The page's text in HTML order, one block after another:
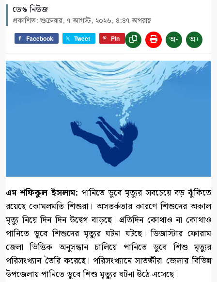
ডেস্ক নিউজ
প্রকাশিত: শুক্রবার, ৭ আগস্ট, ২০২৬, ৪:৪৭ অপরাহ্ণ
Facebook Tweet Pin অ- অ+
এম শফিকুল ইসলাম: পানিতে ডুবে মৃত্যুর সবচেয়ে বড় ঝুঁকিতে
রয়েছে কোমলমতি শিশুরা। অসতর্কতার কারণে শিশুদের অকাল
মৃত্যু নিয়ে দিন দিন উদ্বেগ বাড়ছে। প্রতিদিন কোথাও না কোথাও
পানিতে ডুবে শিশুদের মৃত্যুর ঘটনা ঘটছে। ডিজাস্টার ফোরাম
জেলা ভিত্তিক অনুসন্ধান চালিয়ে পানিতে ডুবে শিশু মৃত্যুর
পরিসংখ্যান তৈরি করেছে। পরিসংখ্যানে সাতক্ষীরা জেলার বিভিন্ন
উপজেলায় পানিতে ডুবে শিশু মৃত্যুর ঘটনা উঠে এসেছে।